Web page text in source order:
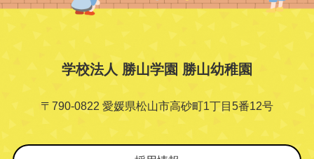
学校法人 勝山学園 勝山幼稚園
〒790-0822 愛媛県松山市高砂町1丁目5番12号